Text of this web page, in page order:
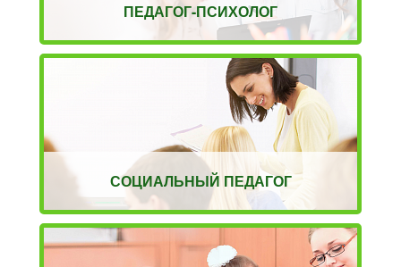
ПЕДАГОГ-ПСИХОЛОГ
СОЦИАЛЬНЫЙ ПЕДАГОГ